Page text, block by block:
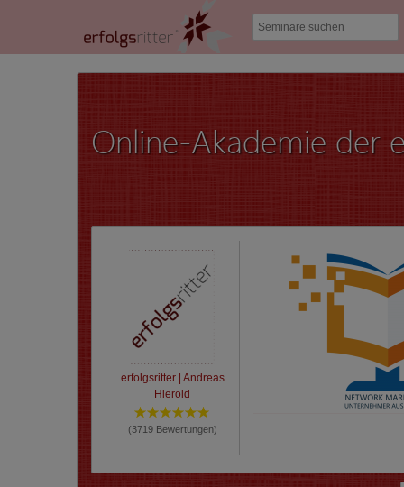
Online-Akademie der
erfolgsritter | Andreas
Hierold
(3719Bewertungen)